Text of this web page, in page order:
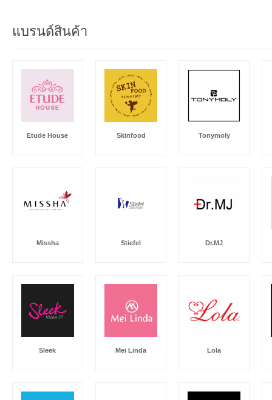
แบรนด์สินค้า
Etude House Skinfood Tonymoly
Missha Stiefel Dr.MJ
Sleek Mei Linda Lola